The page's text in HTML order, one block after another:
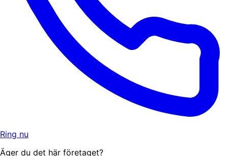
Ring nu
Äger du det här företaget?